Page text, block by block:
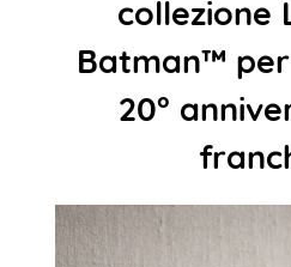
collezione
Batman™
20°